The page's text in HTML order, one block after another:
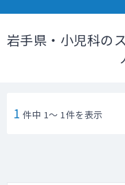
岩手県・小児科の
1 件中 1～ 1件を表示